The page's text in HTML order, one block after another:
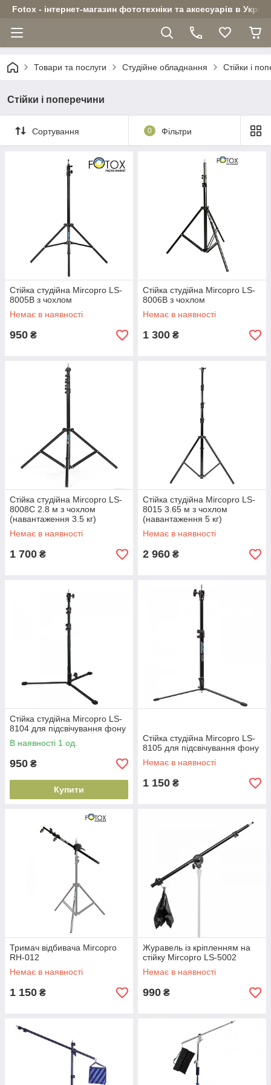
Fotox - інтернет-магазин фототехніки та аксесуарів в
Товари та послуги Студійне обладнання Стійки і
Стійки і поперечини
Сортування 0 Фільтри
Стійка студійна Mircopro LS-
8005B з чохлом
Немає в наявності
950 ₴
Стійка студійна Mircopro LS-
8006B з чохлом
Немає в наявності
1 300 ₴
Стійка студійна Mircopro LS-
8008C 2.8 м з чохлом
(навантаження 3.5 кг)
Немає в наявності
1 700 ₴
Стійка студійна Mircopro LS-
8015 3.65 м з чохлом
(навантаження 5 кг)
Немає в наявності
2 960 ₴
Стійка студійна Mircopro LS-
8104 для підсвічування фону
В наявності 1 од.
950 ₴
Купити
Стійка студійна Mircopro LS-
8105 для підсвічування фону
Немає в наявності
1 150 ₴
Тримач відбивача Mircopro
RH-012
Немає в наявності
1 150 ₴
Журавель із кріпленням на
стійку Mircopro LS-5002
Немає в наявності
990 ₴